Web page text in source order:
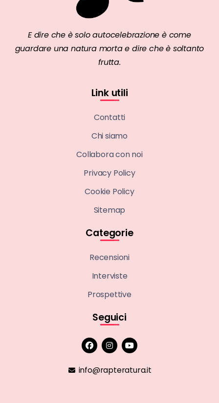
E dire che è solo autocelebrazione è come
guardare una natura morta e dire che è soltanto
frutta.
Link utili
Contatti
Chi siamo
Collabora con noi
Privacy Policy
Cookie Policy
Sitemap
Categorie
Recensioni
Interviste
Prospettive
Seguici
info@rapteratura.it